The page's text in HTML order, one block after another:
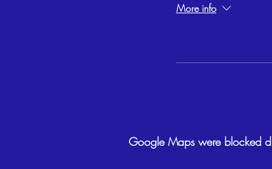
More info
Google Maps were blocked